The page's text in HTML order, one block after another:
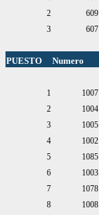
2
609
3
607
PUESTO Numero
1 1007
2
1004
3
1005
4
1002
5
1085
6
1003
7
1078
8
1008